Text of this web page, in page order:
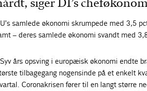
siger DI’s
samlede økonomi skrumpede med 3,5
– deres samlede økonomi svandt med
års opsving i europæisk økonomi endte
tilbagegang nogensinde på et enkelt
Coronakrisen fører til en langt større